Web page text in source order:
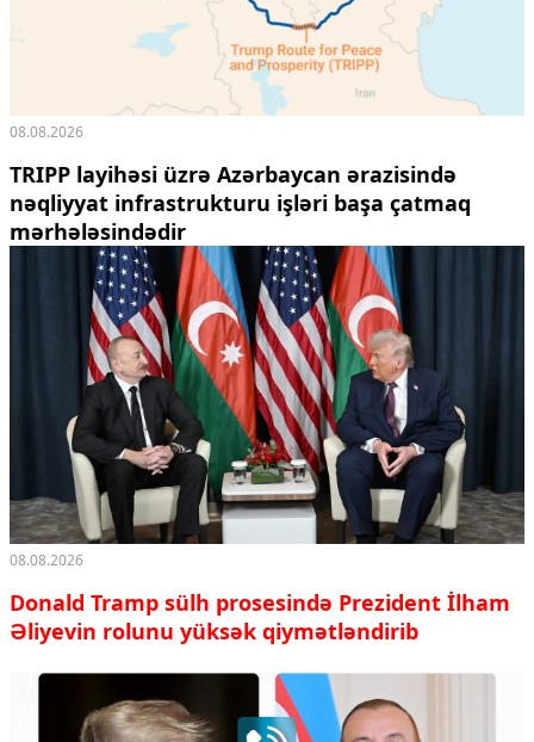
08.08.2026
TRIPP layihəsi üzrə Azərbaycan ərazisində
nəqliyyat infrastrukturu işləri başa çatmaq
mərhələsindədir
08.08.2026
Donald Tramp sülh prosesində Prezident İlham
Əliyevin rolunu yüksək qiymətləndirib